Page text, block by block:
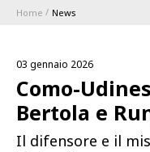
1896
Home News
03 gennaio 2026
Como-
Bertola e
Il difensore e il